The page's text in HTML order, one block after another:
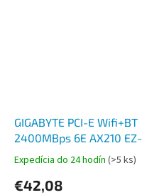
GIGABYTE PCI-E Wifi+BT
2400MBps 6E AX210 EZ-
Plug
Expedícia do 24 hodín (>5 ks)
€42,08